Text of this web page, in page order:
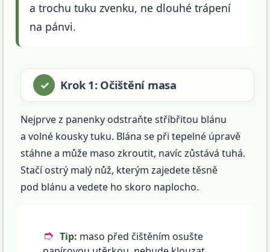
a trochu tuku zvenku, ne dlouhé trápení
na pánvi.
Krok 1: Očištění masa
Nejprve z panenky odstraňte stříbřitou blánu
a volné kousky tuku. Blána se při tepelné úpravě
stáhne a může maso zkroutit, navíc zůstává tuhá.
Stačí ostrý malý nůž, kterým zajedete těsně
pod blánu a vedete ho skoro naplocho.
Tip: maso před čištěním osušte